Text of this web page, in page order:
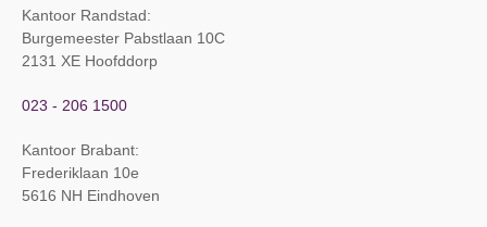
Kantoor Randstad:
Burgemeester Pabstlaan 10C
2131 XE Hoofddorp
023 - 206 1500
Kantoor Brabant:
Frederiklaan 10e
5616 NH Eindhoven